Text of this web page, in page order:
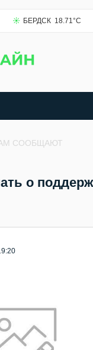
БЕРДСК 18.71°C
СООБЩАЮТ
о